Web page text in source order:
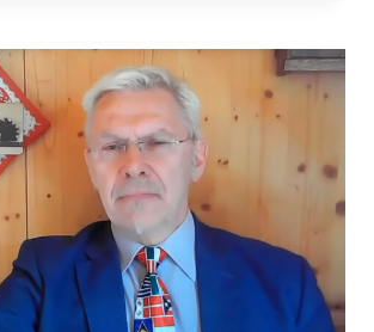
GLAVNI
VZROK
SMRTI